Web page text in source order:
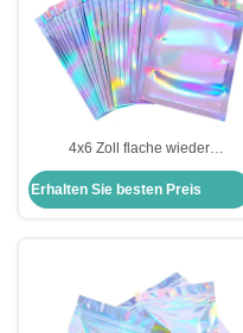
4x6 Zoll flache wieder
verschließbare Holographische
Ziplock Taschen Mylar Tasche für
Süßigkeiten, Unkraut, Blumen,
Erhalten Sie besten Preis